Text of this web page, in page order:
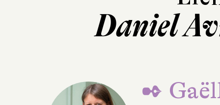
Daniel
✒